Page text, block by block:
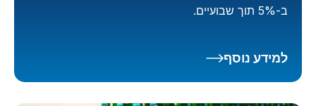
ב-5% תוך שבועיים.
למידע נוסף